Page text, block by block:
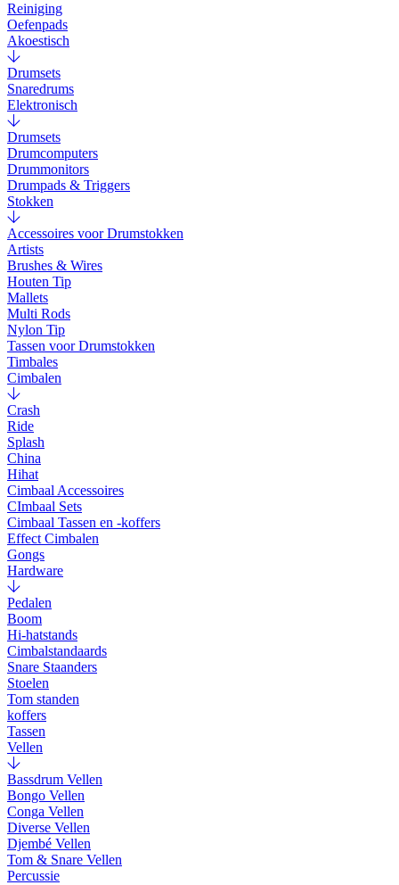
Reiniging
Oefenpads
Akoestisch
Drumsets
Snaredrums
Elektronisch
Drumsets
Drumcomputers
Drummonitors
Drumpads & Triggers
Stokken
Accessoires voor Drumstokken
Artists
Brushes & Wires
Houten Tip
Mallets
Multi Rods
Nylon Tip
Tassen voor Drumstokken
Timbales
Cimbalen
Crash
Ride
Splash
China
Hihat
Cimbaal Accessoires
CImbaal Sets
Cimbaal Tassen en -koffers
Effect Cimbalen
Gongs
Hardware
Pedalen
Boom
Hi-hatstands
Cimbalstandaards
Snare Staanders
Stoelen
Tom standen
koffers
Tassen
Vellen
Bassdrum Vellen
Bongo Vellen
Conga Vellen
Diverse Vellen
Djembé Vellen
Tom & Snare Vellen
Percussie